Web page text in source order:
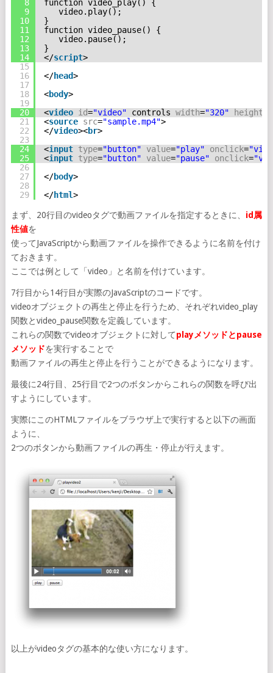
8
9
10
11
12
13
14
15
16
17
18
19
20
21
22
23
24
25
26
27
28
29
function video_play() {
video.play();
}
function video_pause() {
video.pause();
}
</script>
</head>
<body>
<video id="video" controls width="320" height
<source src="sample.mp4">
</video><br>
<input type="button" value="play" onclick=
<input type="button" value="pause" onclick=
</body>
</html>
まず、20行目のvideoタグで動画ファイルを指定するときに、 id属
性値を
使ってJavaScriptから動画ファイルを操作できるように名前を付け
ておきます。
ここでは例として「video」と名前を付けています。
7行目から14行目が実際のJavaScriptのコードです。
videoオブジェクトの再生と停止を行うため、それぞれvideo_play
関数とvideo_pause関数を定義しています。
これらの関数でvideoオブジェクトに対してplayメソッドとpause
メソッドを実行することで
動画ファイルの再生と停止を行うことができるようになります。
最後に24行目、25行目で2つのボタンからこれらの関数を呼び出
すようにしています。
実際にこのHTMLファイルをブラウザ上で実行すると以下の画面
ように、
2つのボタンから動画ファイルの再生・停止が行えます。
以上がvideoタグの基本的な使い方になります。